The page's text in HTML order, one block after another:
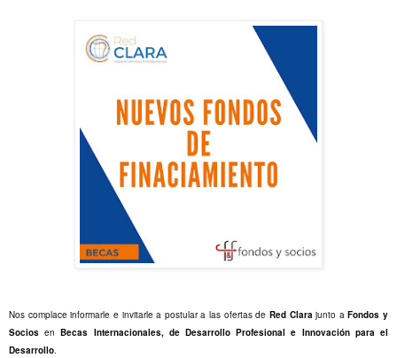
Nos complace informarle e invitarle a postular a las ofertas de Red Clara junto aFondos y
Socios enBecas Internacionales, de Desarrollo Profesional e Innovación para el
Desarrollo.